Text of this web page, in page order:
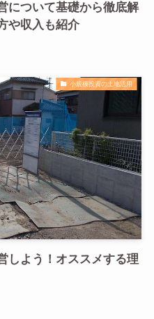
について基礎から徹底解
や収入も紹介
小規模投資の土地活用
しよう！オススメする理